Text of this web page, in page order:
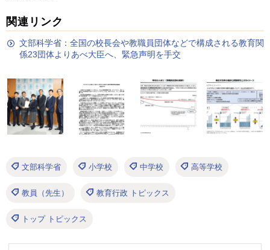
関連リンク
文部科学省：全国の校長会や教職員団体などで構成される教育関
係23団体よりあべ大臣へ、緊急声明を手交
文部科学省 小学校 中学校 高等学校
教員（先生） 教育行政 トピックス
トップ トピックス